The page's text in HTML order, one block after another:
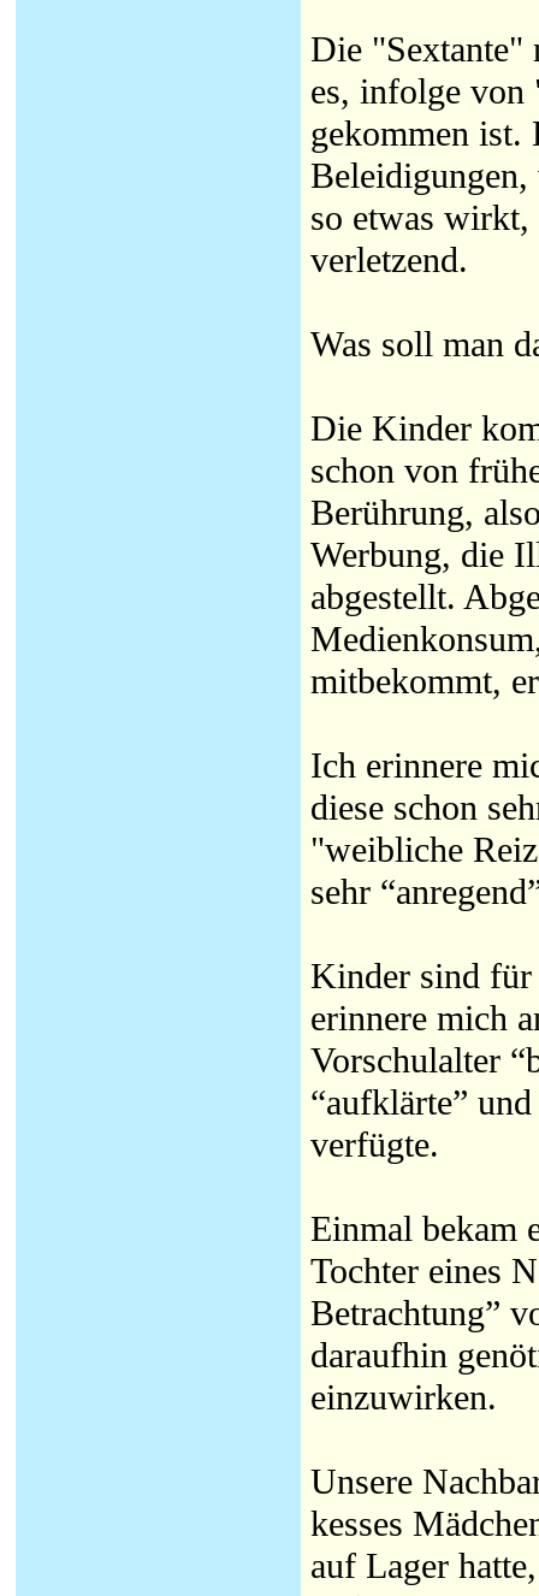
Die "Sextante"
es, infolge von
gekommen ist.
so etwas wirkt,
verletzend.
Was soll man
Die Kinder
schon von
Berührung,
Werbung, die
abgestellt.
mitbekommt,
Ich erinnere
diese schon
"weibliche
sehr
Kinder sind für
erinnere mich
Vorschulalter
“aufklärte”
verfügte.
Einmal bekam
Tochter eines
Betrachtung”
daraufhin
einzuwirken.
Unsere
kesses
auf Lager